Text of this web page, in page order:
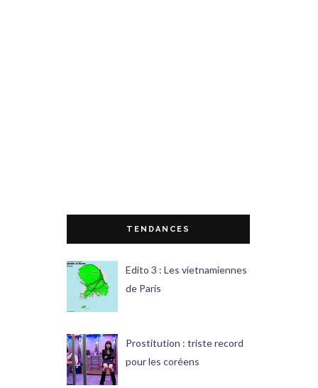
TENDANCES
Edito 3 : Les vietnamiennes
de Paris
Prostitution : triste record
pour les coréens